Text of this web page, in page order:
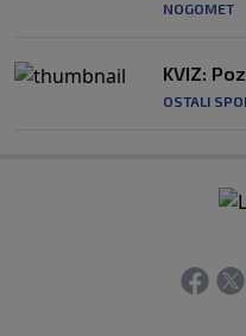
NOGOMET
KVIZ:
OSTALI